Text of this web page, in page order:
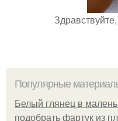
Популярные
Белый глянец в
подобрать фартук из